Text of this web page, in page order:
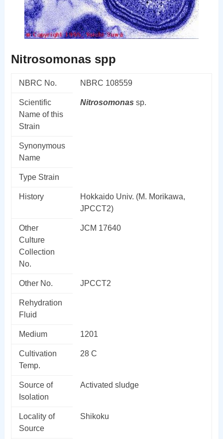
Nitrosomonas spp
NBRC No. NBRC 108559
Scientific
Name of this
Strain
Nitrosomonas sp.
Synonymous
Name
Type Strain
History
Hokkaido Univ. (M. Morikawa,
JPCCT2)
Other
Culture
Collection
No.
JCM 17640
Other No. JPCCT2
Rehydration
Fluid
Medium 1201
Cultivation
Temp.
28 C
Source of
Isolation
Activated sludge
Locality of
Source
Shikoku